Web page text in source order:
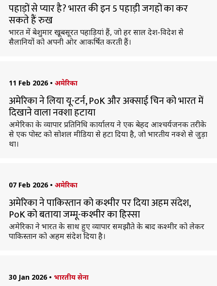
पहाड़ों से प्यार है? भारत की इन 5 पहाड़ी जगहों का कर
सकते हैं रुख
भारत में बेशुमार खूबसूरत पहाड़ियां हैं, जो हर साल देश-विदेश से
सैलानियों को अपनी ओर आकर्षित करती हैं।
11 Feb 2026 • अमेरिका
अमेरिका ने लिया यू-टर्न, PoK और अक्साई चिन को भारत में
दिखाने वाला नक्शा हटाया
अमेरिका के व्यापार प्रतिनिधि कार्यालय ने एक बेहद आश्चर्यजनक तरीके
से एक पोस्ट को सोशल मीडिया से हटा दिया है, जो भारतीय नक्शे से जुड़ा
था।
07 Feb 2026 • अमेरिका
अमेरिका ने पाकिस्तान को कश्मीर पर दिया अहम संदेश,
PoK को बताया जम्मू-कश्मीर का हिस्सा
अमेरिका ने भारत के साथ हुए व्यापार समझौते के बाद कश्मीर को लेकर
पाकिस्तान को अहम संदेश दिया है।
30 Jan 2026 • भारतीय सेना